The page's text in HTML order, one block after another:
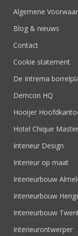
Algemene
Blog & nieuws
Contact
Cookie statement
De Intrema
Demcon HQ
Hooijer
Hotel Chique
Interieur Design
Interieur op maat
Interieurbouw
Interieurbouw
Interieurbouw
Interieurontwerper